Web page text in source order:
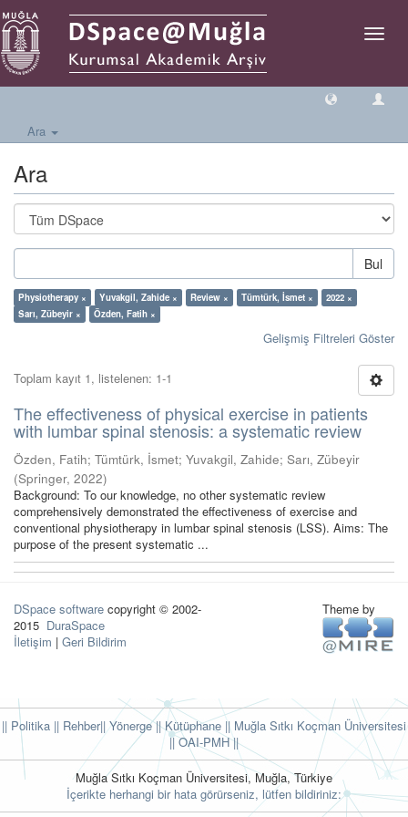
Geçiş
Ara
Ara
Bul
Physiotherapy × Yuvakgil, Zahide × Review × Tümtürk, İsmet ×
2022 ×
Sarı, Zübeyir ×
Özden, Fatih ×
Gelişmiş Filtreleri Göster
Toplam kayıt 1, listelenen: 1-1
The effectiveness of physical exercise in patients
with lumbar spinal stenosis: a systematic review
Özden, Fatih; Tümtürk, İsmet; Yuvakgil, Zahide; Sarı, Zübeyir
(Springer, 2022)
Background: To our knowledge, no other systematic review
comprehensively demonstrated the effectiveness of exercise and
conventional physiotherapy in lumbar spinal stenosis (LSS). Aims: The
purpose of the present systematic ...
DSpace software copyright © 2002-
2015 DuraSpace
İletişim | Geri Bildirim
Theme by
|| Politika || Rehber|| Yönerge|| Kütüphane || Muğla Sıtkı Koçman Üniversitesi
||OAI-PMH ||
Muğla Sıtkı Koçman Üniversitesi, Muğla, Türkiye
İçerikte herhangi bir hata görürseniz, lütfen bildiriniz: